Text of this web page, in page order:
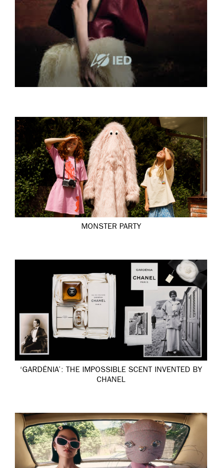
MONSTER PARTY
‘GARDÉNIA’: THE IMPOSSIBLE SCENT INVENTED BY
CHANEL